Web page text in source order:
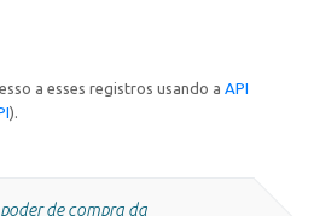
a esses registros usando a API
).
de compra da